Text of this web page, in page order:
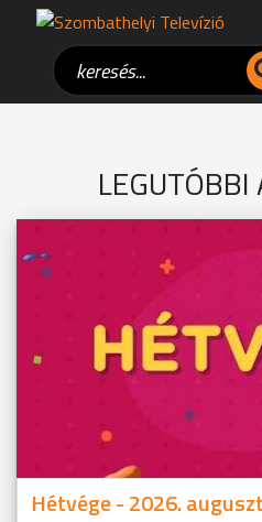
Hétvége - 2026.